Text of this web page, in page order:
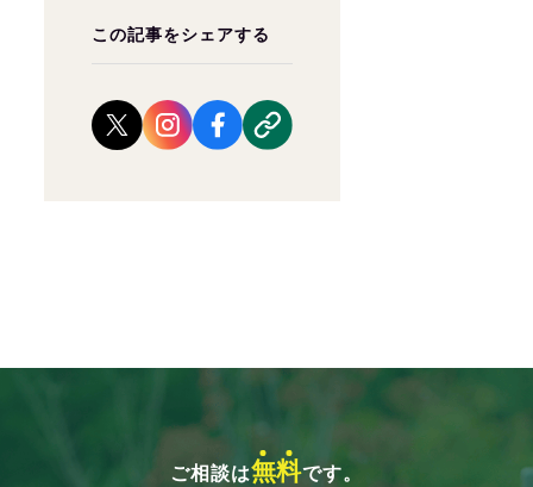
この記事をシェアする
ご相談は無料です。